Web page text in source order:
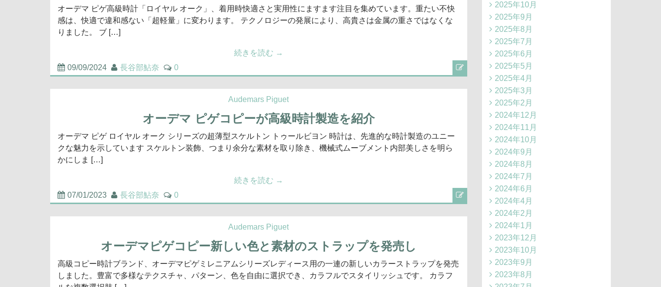
オーデマ ピゲ高級時計「ロイヤル オーク」、着用時快適さと実用性にますます注目を集めています。重たい不快
感は、快適で違和感ない「超軽量」に変わります。 テクノロジーの発展により、高貴さは金属の重さではなくな
りました。 ブ […]
続きを読む →
09/09/2024
長谷部鮎奈 0
Audemars Piguet
オーデマ ピゲコピーが高級時計製造を紹介
オーデマ ピゲ ロイヤル オーク シリーズの超薄型スケルトン トゥールビヨン 時計は、先進的な時計製造のユニー
クな魅力を示しています スケルトン装飾、つまり余分な素材を取り除き、機械式ムーブメント内部美しさを明ら
かにしま […]
続きを読む →
07/01/2023
長谷部鮎奈 0
Audemars Piguet
オーデマピゲコピー新しい色と素材のストラップを発売し
高級コピー時計ブランド、オーデマピゲミレニアムシリーズレディース用の一連の新しいカラーストラップを発売
しました。豊富で多様なテクスチャ、パターン、色を自由に選択でき、カラフルでスタイリッシュです。 カラフ
2025年10月
2025年9月
2025年8月
2025年7月
2025年6月
2025年5月
2025年4月
2025年3月
2025年2月
2024年12月
2024年11月
2024年10月
2024年9月
2024年8月
2024年7月
2024年6月
2024年4月
2024年2月
2024年1月
2023年12月
2023年10月
2023年9月
2023年8月